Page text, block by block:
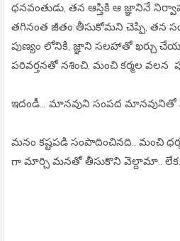
ధనవంతుడు, తన ఆస్తికి ఆ జ్ఞానినే
తగినంత జీతం తీసుకోమని చెప్పి, తన
పుణ్యం లోనికి, జ్ఞాని సలహాతో ఖర్చు
పరివర్తనతో నశించి, మంచి కర్మల వలన
ఇదండీ... మానవుని సంపద మానవునితో
మనం కష్టపడి సంపాదించినది.. మంచి
గా మార్చి మనతో తీసుకొని వెల్దామా.. లేక...